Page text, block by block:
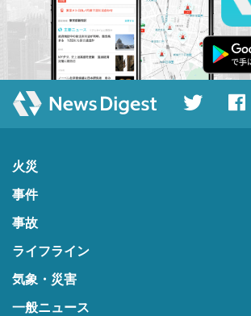
火災
事件
事故
ライフライン
気象・災害
一般ニュース